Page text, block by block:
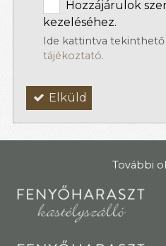
Hozzájárulok
kezeléséhez.
Ide kattintva
tájékoztató.
Elküld
További